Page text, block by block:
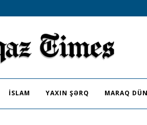
dəvət...
İSLAM YAXIN ŞƏRQ MARAQ